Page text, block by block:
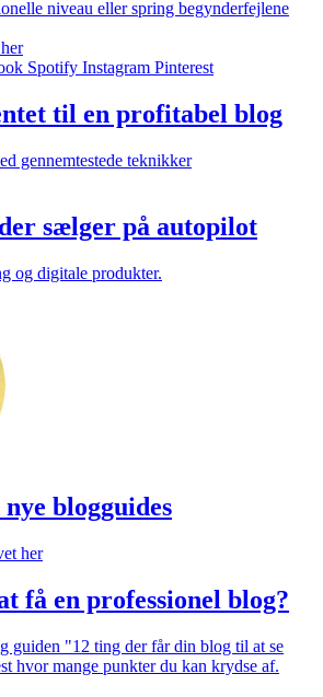
niveau eller spring begynderfejlene
Spotify Instagram Pinterest
til en profitabel blog
gennemtestede teknikker
sælger på autopilot
og digitale produkter.
blogguides
her
få en professionel blog?
guiden "12 ting der får din blog til at se
hvor mange punkter du kan krydse af.